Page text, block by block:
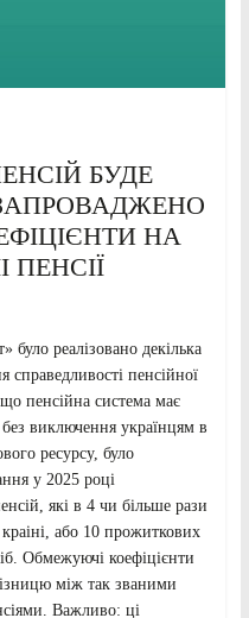
БУДЕ
НА
ПЕНСІЇ
реалізовано декілька
справедливості пенсійної
пенсійна система має
виключення українцям в
ресурсу, було
у 2025 році
які в 4 чи більше рази
або 10 прожиткових
Обмежуючі коефіцієнти
між так званими
Важливо: ці